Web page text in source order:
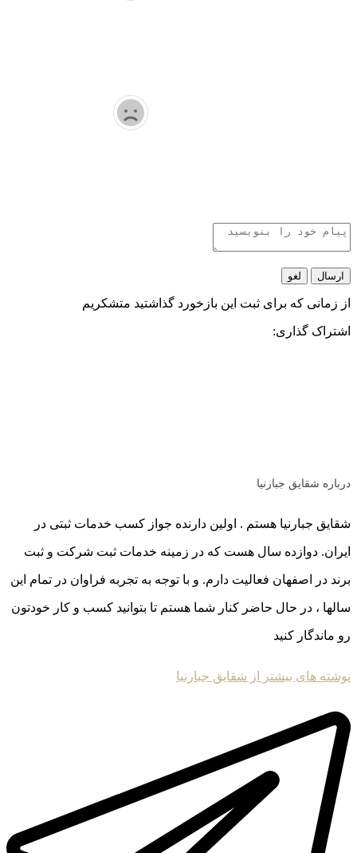
ارسال لغو
از زمانی که برای ثبت این بازخورد گذاشتید متشکریم
اشتراک گذاری:
درباره شقایق جبارنیا
شقایق جبارنیا هستم . اولین دارنده جواز کسب خدمات ثبتی در
ایران. دوازده سال هست که در زمینه خدمات ثبت شرکت و ثبت
برند در اصفهان فعالیت دارم. و با توجه به تجربه فراوان در تمام این
سالها ، در حال حاضر کنار شما هستم تا بتوانید کسب و کار خودتون
رو ماندگار کنید
نوشته های بیشتر از شقایق جبارنیا